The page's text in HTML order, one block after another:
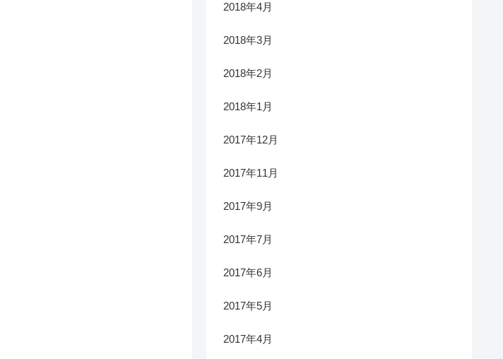
2018年4月
2018年3月
2018年2月
2018年1月
2017年12月
2017年11月
2017年9月
2017年7月
2017年6月
2017年5月
2017年4月